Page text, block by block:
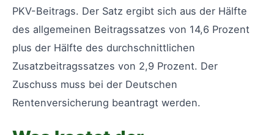
PKV-Beitrags. Der Satz ergibt sich aus der Hälfte
des allgemeinen Beitragssatzes von 14,6 Prozent
plus der Hälfte des durchschnittlichen
Zusatzbeitragssatzes von 2,9 Prozent. Der
Zuschuss muss bei der Deutschen
Rentenversicherung beantragt werden.